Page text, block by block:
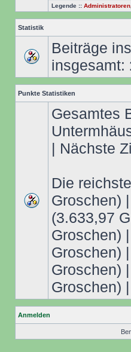
Legende :: Administratoren
Statistik
Beiträge
insgesamt:
Punkte Statistiken
Gesamtes
| Nächste
Die
Groschen) |
(3.633,97
Groschen) |
Groschen) |
Groschen) |
Groschen) |
Anmelden